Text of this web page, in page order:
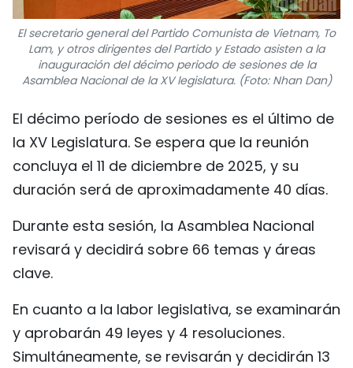
El secretario general del Partido Comunista de Vietnam, To
Lam, y otros dirigentes del Partido y Estado asisten a la
inauguración del décimo periodo de sesiones de la
Asamblea Nacional de la XV legislatura. (Foto: Nhan Dan)
El décimo período de sesiones es el último de
la XV Legislatura. Se espera que la reunión
concluya el 11 de diciembre de 2025, y su
duración será de aproximadamente 40 días.
Durante esta sesión, la Asamblea Nacional
revisará y decidirá sobre 66 temas y áreas
clave.
En cuanto a la labor legislativa, se examinarán
y aprobarán 49 leyes y 4 resoluciones.
Simultáneamente, se revisarán y decidirán 13